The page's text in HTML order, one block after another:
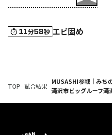
11分58秒 エビ固め
TOP 試合結果
MUSASHI参戦｜みち
滝沢市ビッグルーフ滝